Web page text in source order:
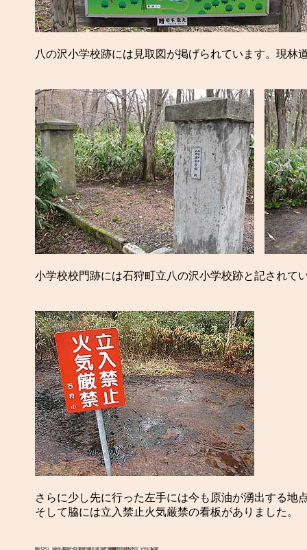
八の沢小学校跡には見取図が掲げられています。現林
小学校校門跡には石狩町立八の沢小学校跡と記されて
さらに少し先に行った左手には今も原油が湧出する
そして脇には立入禁止火気厳禁の看板がありました。